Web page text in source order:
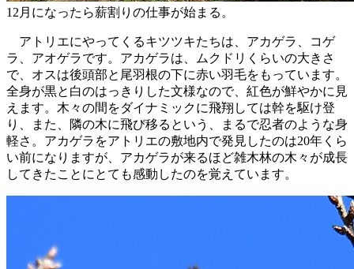
12月になったら薪割りの仕事が始まる。
アトリエにやってくるキツツキたちは、アカゲラ、コゲ
ラ、アオゲラです。アカゲラは、ムクドリくらいの大きさ
で、オスは後頭部と尾羽根の下に赤い羽毛をもっています。
全身が黒と白のはっきりした文様なので、紅色が鮮やかに見
えます。木々の間をダイナミックに飛翔しては幹を駆け登
り、また、隣の木に飛び移るという、まるで忍者のような身
軽さ。アカゲラをアトリエの敷地内で発見したのは20年くら
い前になりますが、アカゲラが来るほど雑木林の木々が成長
してきたことにとても感動したのを覚えています。